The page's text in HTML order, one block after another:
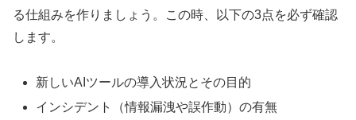
る仕組みを作りましょう。この時、以下の3点を必ず確認
します。
新しいAIツールの導入状況とその目的
インシデント（情報漏洩や誤作動）の有無